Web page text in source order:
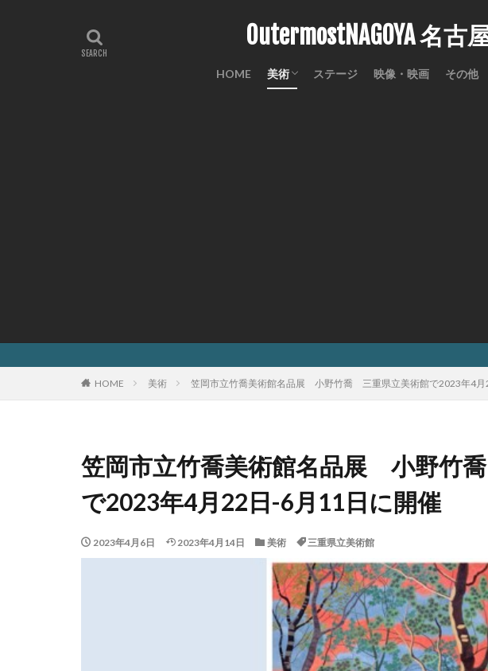
OutermostNAGOYA 名
HOME 美術 ステージ 映像・映画 その他
HOME 美術 笠岡市立竹喬美術館名品展 小野竹喬 三重県立美術館で2023年4月
笠岡市立竹喬美術館名品展 小野竹
で2023年4月22日-6月11日に開催
2023年4月6日 2023年4月14日 美術 三重県立美術館